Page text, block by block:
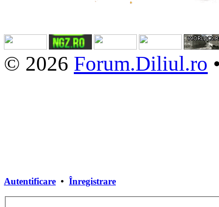
© 2026 Forum.Diliul.ro
Autentificare • Înregistrare